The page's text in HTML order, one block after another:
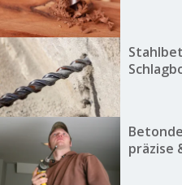
präzise